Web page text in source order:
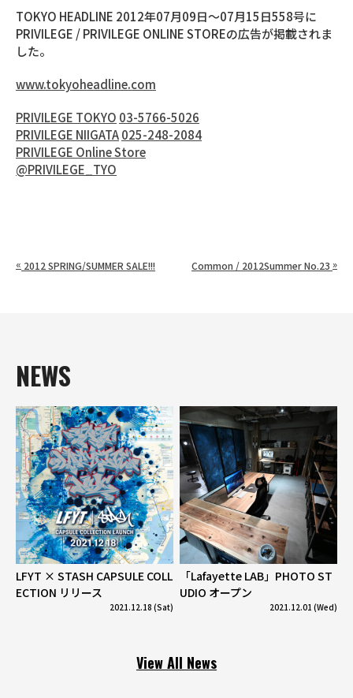
TOKYO HEADLINE 2012年07月09日〜07月15日558号に
PRIVILEGE / PRIVILEGE ONLINE STOREの広告が掲載されま
した。
www.tokyoheadline.com
PRIVILEGE TOKYO 03-5766-5026
PRIVILEGE NIIGATA025-248-2084
PRIVILEGE Online Store
@PRIVILEGE_TYO
« 2012 SPRING/SUMMER SALE!!! Common / 2012Summer No.23 »
NEWS
LFYT × STASH CAPSULE COLL
ECTION リリース
2021.12.18 (Sat)
「Lafayette LAB」PHOTO ST
UDIO オープン
2021.12.01 (Wed)
View All News